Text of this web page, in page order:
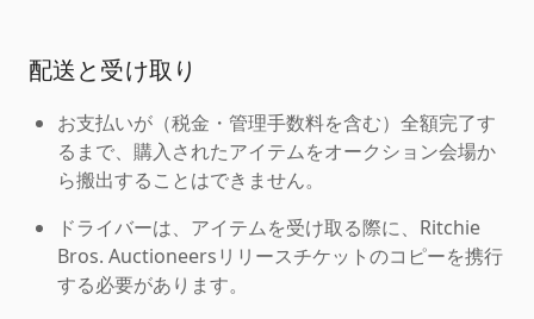
配送と受け取り
お支払いが（税金・管理手数料を含む）全額完了す
るまで、購入されたアイテムをオークション会場か
ら搬出することはできません。
ドライバーは、アイテムを受け取る際に、Ritchie
Bros. Auctioneersリリースチケットのコピーを携行
する必要があります。